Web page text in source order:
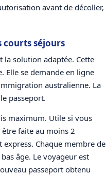
avant de décoller,
courts séjours
la solution adaptée. Cette
Elle se demande en ligne
australienne. La
passeport.
maximum. Utile si vous
faite au moins 2
Chaque membre de
âge. Le voyageur est
passeport obtenu